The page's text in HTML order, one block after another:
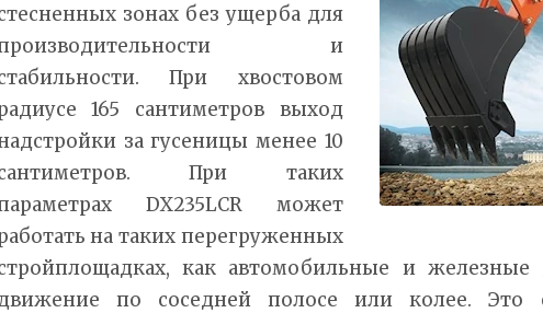
зонах без ущерба для
и
При хвостовом
165 сантиметров выход
за гусеницы менее 10
При таких
DX235LCR может
на таких перегруженных
как автомобильные и железные
по соседней полосе или колее.